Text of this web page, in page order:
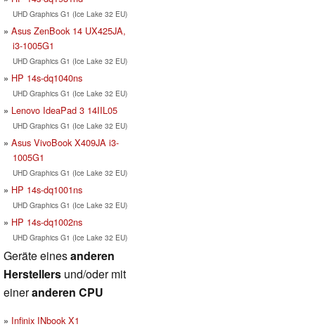
UHD Graphics G1 (Ice Lake 32 EU)
Asus ZenBook 14 UX425JA,
i3-1005G1
UHD Graphics G1 (Ice Lake 32 EU)
HP 14s-dq1040ns
UHD Graphics G1 (Ice Lake 32 EU)
Lenovo IdeaPad 3 14IIL05
UHD Graphics G1 (Ice Lake 32 EU)
Asus VivoBook X409JA i3-
1005G1
UHD Graphics G1 (Ice Lake 32 EU)
HP 14s-dq1001ns
UHD Graphics G1 (Ice Lake 32 EU)
HP 14s-dq1002ns
UHD Graphics G1 (Ice Lake 32 EU)
Geräte einesanderen
Herstellers und/oder mit
eineranderen CPU
Infinix INbook X1